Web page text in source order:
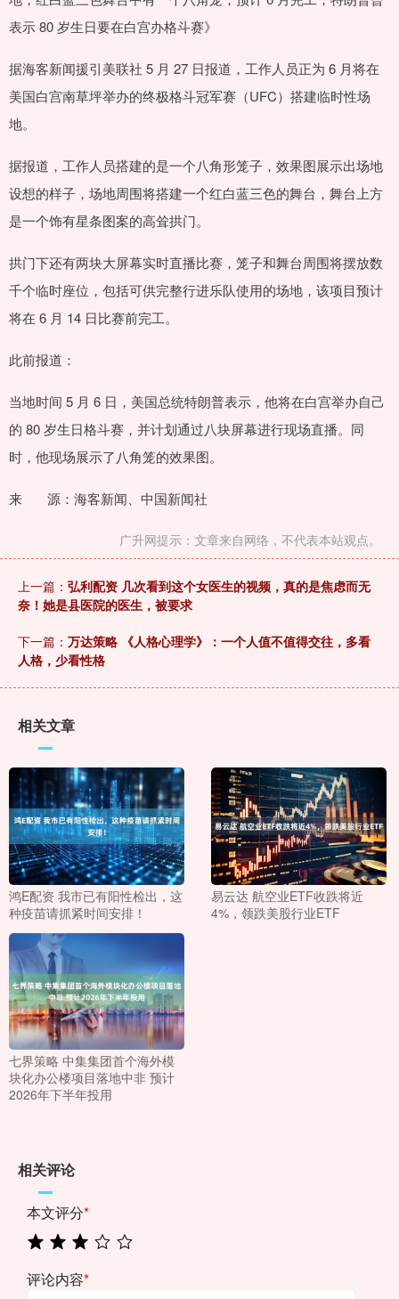
表示 80 岁生日要在白宫办格斗赛》
据海客新闻援引美联社 5 月 27 日报道，工作人员正为 6 月将在
美国白宫南草坪举办的终极格斗冠军赛（UFC）搭建临时性场
地。
据报道，工作人员搭建的是一个八角形笼子，效果图展示出场地
设想的样子，场地周围将搭建一个红白蓝三色的舞台，舞台上方
是一个饰有星条图案的高耸拱门。
拱门下还有两块大屏幕实时直播比赛，笼子和舞台周围将摆放数
千个临时座位，包括可供完整行进乐队使用的场地，该项目预计
将在 6 月 14 日比赛前完工。
此前报道：
当地时间 5 月 6 日，美国总统特朗普表示，他将在白宫举办自己
的 80 岁生日格斗赛，并计划通过八块屏幕进行现场直播。同
时，他现场展示了八角笼的效果图。
来 源：海客新闻、中国新闻社
广升网提示：文章来自网络，不代表本站观点。
上一篇： 弘利配资 几次看到这个女医生的视频，真的是焦虑而无
奈！她是县医院的医生，被要求
下一篇： 万达策略 《人格心理学》：一个人值不值得交往，多看
人格，少看性格
相关文章
鸿E配资 我市已有阳性检出，这
种疫苗请抓紧时间安排！
易云达 航空业ETF收跌将近
4%，领跌美股行业ETF
七界策略 中集集团首个海外模
块化办公楼项目落地中非 预计
2026年下半年投用
相关评论
本文评分*
评论内容*